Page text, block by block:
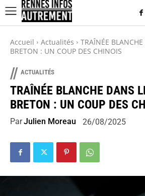
Accueil Actualités
TRAÎNÉE
BRETON : UN COUP DES CHINOIS
// ACTUALITÉS
TRAÎNÉE BLANCHE DANS
BRETON : UN COUP DES
ParJulien Moreau 26/08/2025